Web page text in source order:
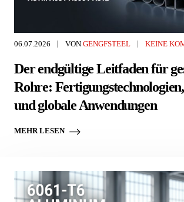
06.07.2026 VON GENGFSTEEL KEINE
Der endgültige Leitfaden für
Rohre:
und globale Anwendungen
MEHR LESEN